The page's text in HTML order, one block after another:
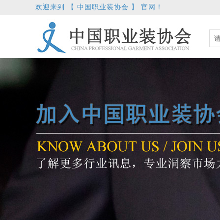
欢迎来到 【 中国职业装协会 】 官网！